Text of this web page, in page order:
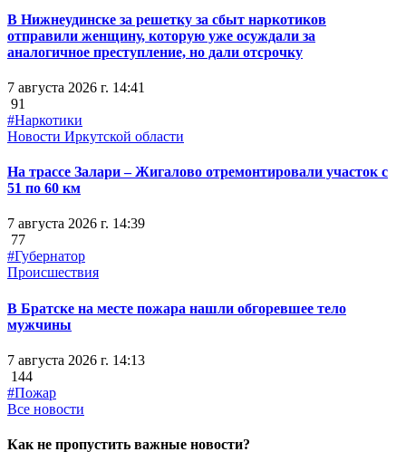
В Нижнеудинске за решетку за сбыт наркотиков
отправили женщину, которую уже осуждали за
аналогичное преступление, но дали отсрочку
7 августа 2026 г. 14:41
91
#Наркотики
Новости Иркутской области
На трассе Залари – Жигалово отремонтировали участок с
51 по 60 км
7 августа 2026 г. 14:39
77
#Губернатор
Происшествия
В Братске на месте пожара нашли обгоревшее тело
мужчины
7 августа 2026 г. 14:13
144
#Пожар
Все новости
Как не пропустить важные новости?